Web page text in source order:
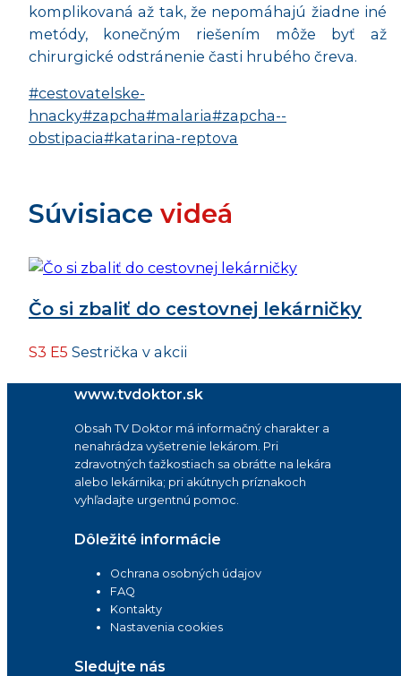
komplikovaná až tak, že nepomáhajú žiadne iné
metódy, konečným riešením môže byť až
chirurgické odstránenie časti hrubého čreva.
#cestovatelske-
hnacky#zapcha#malaria#zapcha--
obstipacia#katarina-reptova
Súvisiace videá
Čo si zbaliť do cestovnej lekárničky
S3 E5 Sestrička v akcii
www.tvdoktor.sk
Obsah TV Doktor má informačný charakter a
nenahrádza vyšetrenie lekárom. Pri
zdravotných ťažkostiach sa obráťte na lekára
alebo lekárnika; pri akútnych príznakoch
vyhľadajte urgentnú pomoc.
Dôležité informácie
Ochrana osobných údajov
FAQ
Kontakty
Nastavenia cookies
Sledujte nás